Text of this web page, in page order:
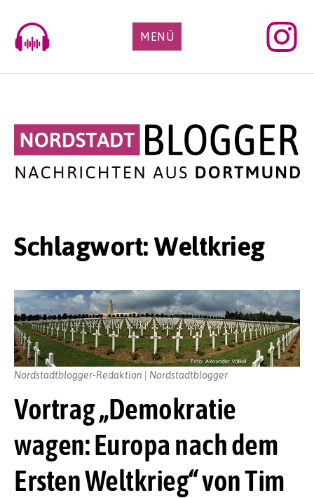
content
MENÜ
Schlagwort:Weltkrieg
Vortrag „Demokratie
wagen: Europa nach dem
Ersten Weltkrieg“ von Tim
Nordstadtblogger-Redaktion | Nordstadtblogger